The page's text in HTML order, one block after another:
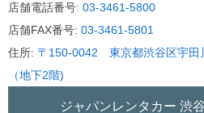
2023.12.28～
営業時間拡大中！
正社員＆アルバイト募集中！
店舗電話番号: 03-3461-5800
店舗FAX番号: 03-3461-5801
住所: 〒150-0042 東京都渋谷区宇
（地下2階)